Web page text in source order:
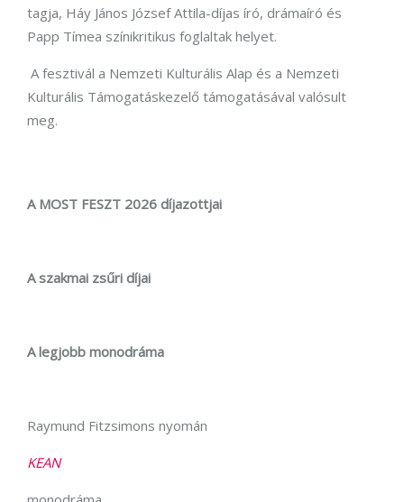
tagja, Háy János József Attila-díjas író, drámaíró és
Papp Tímea színikritikus foglaltak helyet.
A fesztivál a Nemzeti Kulturális Alap és a Nemzeti
Kulturális Támogatáskezelő támogatásával valósult
meg.
A MOST FESZT 2026 díjazottjai
A szakmai zsűri díjai
A legjobb monodráma
Raymund Fitzsimons nyomán
KEAN